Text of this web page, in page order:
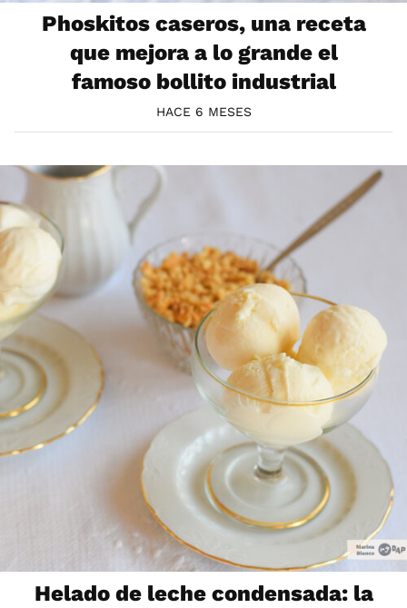
Phoskitos caseros, una receta
que mejora a lo grande el
famoso bollito industrial
HACE 6 MESES
Helado de leche condensada: la